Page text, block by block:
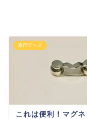
旅行グッズ
これは便利！マグネ